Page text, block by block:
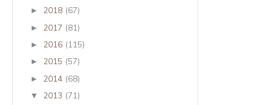
► 2018 (67)
► 2017 (81)
► 2016 (115)
► 2015 (57)
► 2014 (68)
▼ 2013 (71)